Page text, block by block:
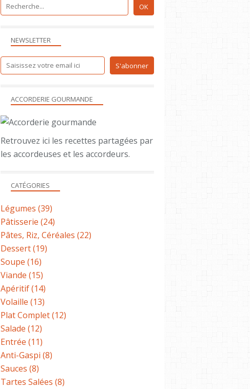
BASIQUES
NEWSLETTER
ACCORDERIE GOURMANDE
Retrouvez ici les recettes partagées par
les accordeuses et les accordeurs.
CATÉGORIES
Légumes (39)
Pâtisserie (24)
Pâtes, Riz, Céréales (22)
Dessert(19)
Soupe (16)
Viande (15)
Apéritif(14)
Volaille (13)
Plat Complet(12)
Salade (12)
Entrée (11)
Anti-Gaspi (8)
Sauces (8)
Tartes Salées (8)